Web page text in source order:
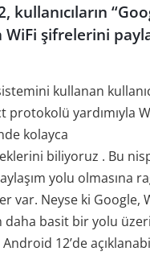
kullanıcıların
WiFi şifrelerini
kullanan
protokolü yardımıyla
kolayca
biliyoruz . Bu
yolu olmasına
var. Neyse ki Google,
daha basit bir yolu
12’de